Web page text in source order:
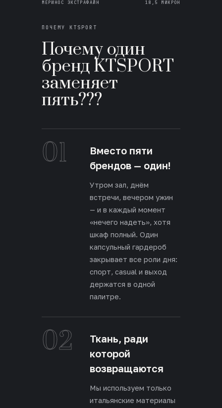
МЕРИНОС ЭКСТРАФАЙН 18,5 МИКРОН
ПОЧЕМУ KTSPORT
Почему один
бренд KTSPORT
заменяет
пять???
01
Вместо пяти
брендов — один!
Утром зал, днём
встречи, вечером ужин
— и в каждый момент
«нечего надеть», хотя
шкаф полный. Один
капсульный гардероб
закрывает все роли дня:
спорт, casual и выход
держатся в одной
палитре.
02
Ткань, ради
которой
возвращаются
Мы используем только
итальянские материалы